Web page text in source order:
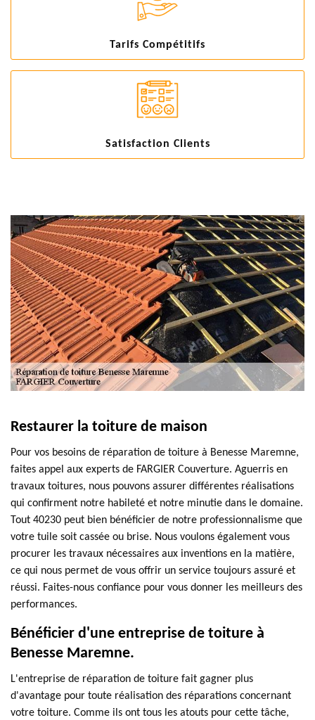
Tarifs Compétitifs
Satisfaction Clients
Restaurer la toiture de maison
Pour vos besoins de réparation de toiture à Benesse Maremne,
faites appel aux experts de FARGIER Couverture. Aguerris en
travaux toitures, nous pouvons assurer différentes réalisations
qui confirment notre habileté et notre minutie dans le domaine.
Tout 40230 peut bien bénéficier de notre professionnalisme que
votre tuile soit cassée ou brise. Nous voulons également vous
procurer les travaux nécessaires aux inventions en la matière,
ce qui nous permet de vous offrir un service toujours assuré et
réussi. Faites-nous confiance pour vous donner les meilleurs des
performances.
Bénéficier d'une entreprise de toiture à
Benesse Maremne.
L'entreprise de réparation de toiture fait gagner plus
d'avantage pour toute réalisation des réparations concernant
votre toiture. Comme ils ont tous les atouts pour cette tâche,